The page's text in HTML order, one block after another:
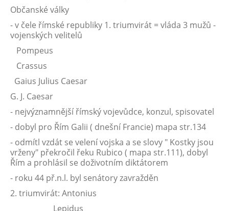
Občanské války
- v čele římské republiky 1. triumvirát = vláda 3 mužů -
vojenských velitelů
Pompeus
Crassus
Gaius Julius Caesar
G. J. Caesar
- nejvýznamnější římský vojevůdce, konzul, spisovatel
- dobyl pro Řím Galii ( dnešní Francie) mapa str.134
- odmítl vzdát se velení vojska a se slovy " Kostky jsou
vrženy" překročil řeku Rubico ( mapa str.111), dobyl
Řím a prohlásil se doživotním diktátorem
- roku 44 př.n.l. byl senátory zavražděn
2. triumvirát: Antonius
Lepidus